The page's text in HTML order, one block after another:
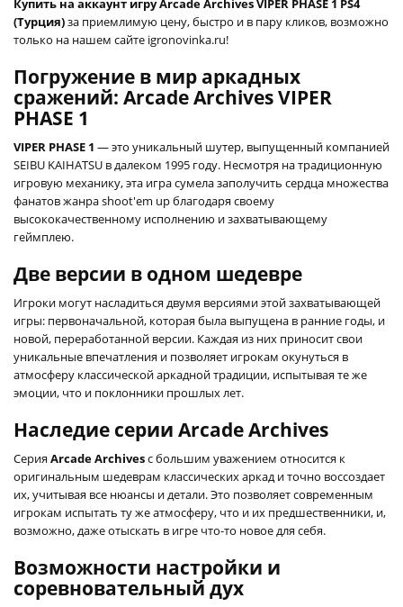
Купить на аккаунт игру Arcade Archives VIPER PHASE 1 PS4
(Турция)за приемлимую цену, быстро и в пару кликов, возможно
только на нашем сайте igronovinka.ru!
Погружение в мир аркадных
сражений: Arcade Archives VIPER
PHASE 1
VIPER PHASE 1 — это уникальный шутер, выпущенный компанией
SEIBU KAIHATSU в далеком 1995 году. Несмотря на традиционную
игровую механику, эта игра сумела заполучить сердца множества
фанатов жанра shoot'em up благодаря своему
высококачественному исполнению и захватывающему
геймплею.
Две версии в одном шедевре
Игроки могут насладиться двумя версиями этой захватывающей
игры: первоначальной, которая была выпущена в ранние годы, и
новой, переработанной версии. Каждая из них приносит свои
уникальные впечатления и позволяет игрокам окунуться в
атмосферу классической аркадной традиции, испытывая те же
эмоции, что и поклонники прошлых лет.
Наследие серии Arcade Archives
Серия Arcade Archivesс большим уважением относится к
оригинальным шедеврам классических аркад и точно воссоздает
их, учитывая все нюансы и детали. Это позволяет современным
игрокам испытать ту же атмосферу, что и их предшественники, и,
возможно, даже отыскать в игре что-то новое для себя.
Возможности настройки и
соревновательный дух